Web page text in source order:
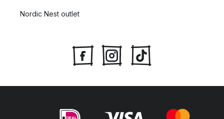
Nordic Nest outlet